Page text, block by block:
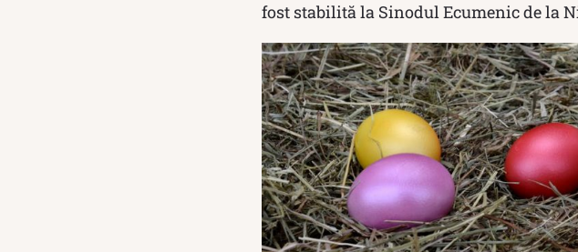
fost stabilită la Sinodul Ecumenic de la